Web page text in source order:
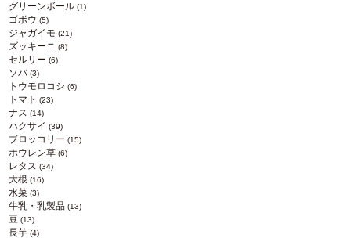
グリーンボール (1)
ゴボウ (5)
ジャガイモ (21)
ズッキーニ (8)
セルリー (6)
ソバ (3)
トウモロコシ (6)
トマト (23)
ナス (14)
ハクサイ (39)
ブロッコリー (15)
ホウレン草 (6)
レタス (34)
大根 (16)
水菜 (3)
牛乳・乳製品 (13)
豆 (13)
長芋 (4)